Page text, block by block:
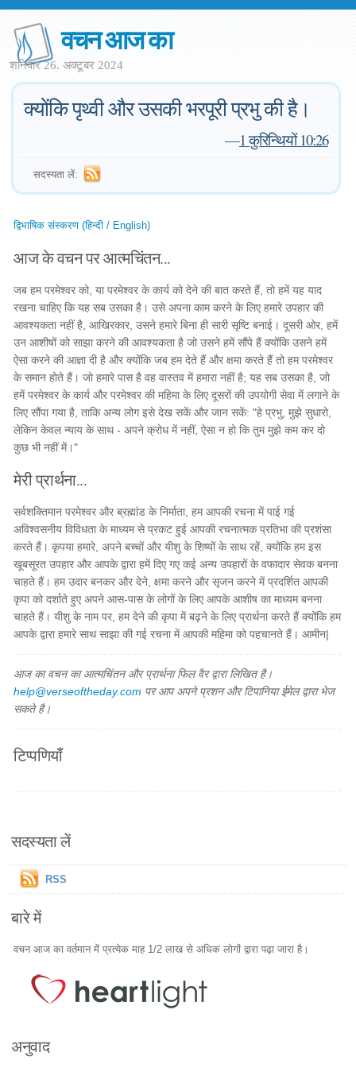
वचन आज का
शनिवार 26. अक्टूबर 2024
क्योंकि पृथ्वी और उसकी भरपूरी प्रभु की है।
—1 कुरिन्थियों 10:26
सदस्यता लें:
द्विभाषिक संस्करण (हिन्दी / English)
आज के वचन पर आत्मचिंतन...
जब हम परमेश्वर को, या परमेश्वर के कार्य को देने की बात करते हैं, तो हमें यह याद
रखना चाहिए कि यह सब उसका है। उसे अपना काम करने के लिए हमारे उपहार की
आवश्यकता नहीं है, आखिरकार, उसने हमारे बिना ही सारी सृष्टि बनाई। दूसरी ओर, हमें
उन आशीषों को साझा करने की आवश्यकता है जो उसने हमें सौंपे हैं क्योंकि उसने हमें
ऐसा करने की आज्ञा दी है और क्योंकि जब हम देते हैं और क्षमा करते हैं तो हम परमेश्वर
के समान होते हैं। जो हमारे पास है वह वास्तव में हमारा नहीं है; यह सब उसका है, जो
हमें परमेश्वर के कार्य और परमेश्वर की महिमा के लिए दूसरों की उपयोगी सेवा में लगाने के
लिए सौंपा गया है, ताकि अन्य लोग इसे देख सकें और जान सकें: "हे प्रभु, मुझे सुधारो,
लेकिन केवल न्याय के साथ - अपने क्रोध में नहीं, ऐसा न हो कि तुम मुझे कम कर दो
कुछ भी नहीं में।"
मेरी प्रार्थना...
सर्वशक्तिमान परमेश्वर और ब्रह्मांड के निर्माता, हम आपकी रचना में पाई गई
अविश्वसनीय विविधता के माध्यम से प्रकट हुई आपकी रचनात्मक प्रतिभा की प्रशंसा
करते हैं। कृपया हमारे, अपने बच्चों और यीशु के शिष्यों के साथ रहें, क्योंकि हम इस
खूबसूरत उपहार और आपके द्वारा हमें दिए गए कई अन्य उपहारों के वफादार सेवक बनना
चाहते हैं। हम उदार बनकर और देने, क्षमा करने और सृजन करने में प्रदर्शित आपकी
कृपा को दर्शाते हुए अपने आस-पास के लोगों के लिए आपके आशीष का माध्यम बनना
चाहते हैं। यीशु के नाम पर, हम देने की कृपा में बढ़ने के लिए प्रार्थना करते हैं क्योंकि हम
आपके द्वारा हमारे साथ साझा की गई रचना में आपकी महिमा को पहचानते हैं। आमीन|
आज का वचन का आत्मचिंतन और प्रार्थना फिल वैर द्वारा लिखित है।
help@verseoftheday.com पर आप अपने प्रशन और टिपानिया ईमेल द्वारा भेज
सकते है।
टिप्पणियाँ
सदस्यता लें
RSS
बारे में
वचन आज का वर्तमान में प्रत्येक माह 1/2 लाख से अधिक लोगों द्वारा पढ़ा जारा है।
अनुवाद